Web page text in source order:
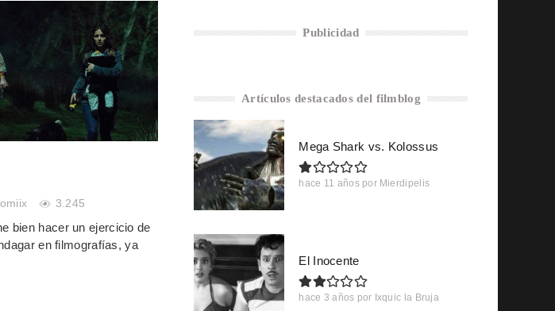
3.245
bien hacer un ejercicio de
en filmografías, ya
Publicidad
Artículos destacados del filmblog
Mega Shark vs. Kolossus
hace 11 años por Mierdipelis
El Inocente
hace 3 años por Ixquic la Bruja